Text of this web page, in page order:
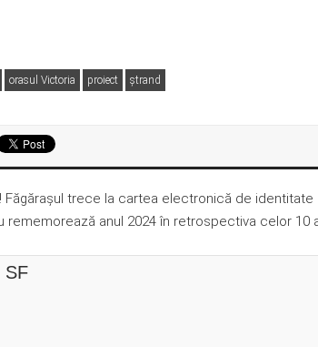
orasul Victoria proiect ştrand
Făgărașul trece la cartea electronică de identitate
rememorează anul 2024 în retrospectiva celor 10
SF